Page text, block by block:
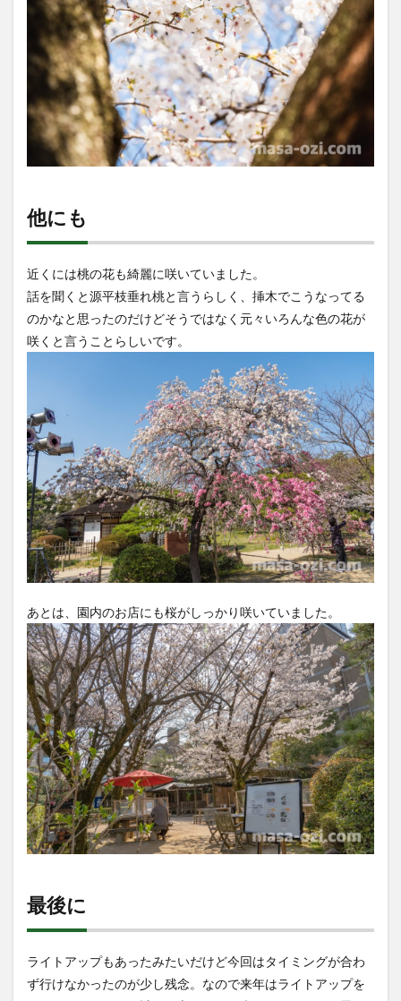
他にも
近くには桃の花も綺麗に咲いていました。
話を聞くと源平枝垂れ桃と言うらしく、挿木でこうなってる
のかなと思ったのだけどそうではなく元々いろんな色の花が
咲くと言うことらしいです。
あとは、園内のお店にも桜がしっかり咲いていました。
最後に
ライトアップもあったみたいだけど今回はタイミングが合わ
ず行けなかったのが少し残念。なので来年はライトアップを